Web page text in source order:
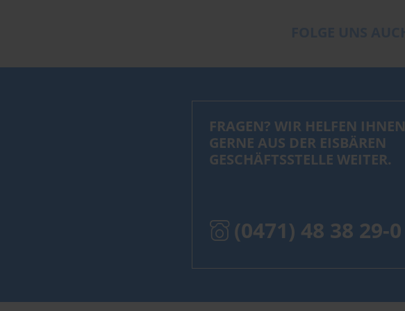
FRAGEN? WIR HELFEN IHNEN
GERNE AUS DER EISBÄREN
GESCHÄFTSSTELLE WEITER.
(0471) 48 38 29-0